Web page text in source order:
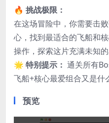
🔥 挑战极限：
在这场冒险中，你需要击
心，找到最适合的飞船和
操作，探索这片充满未知
🌟 特别提示： 通关所有
飞船+核心最爱组合又是什
预览